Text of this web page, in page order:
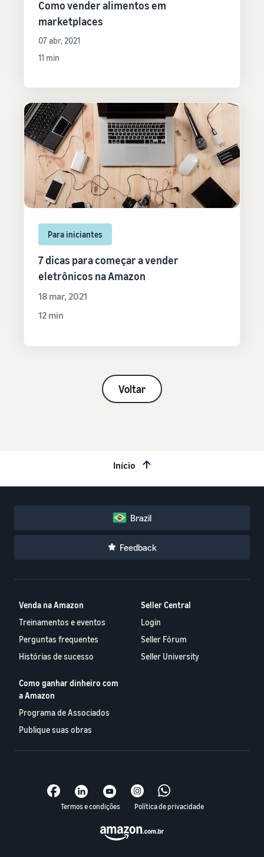
Como vender alimentos em
marketplaces
07 abr, 2021
11 min
Para iniciantes
7 dicas para começar a vender
eletrônicos na Amazon
18 mar, 2021
12 min
Voltar
Início
Brazil
Feedback
Venda na Amazon
Treinamentos e eventos
Perguntas frequentes
Histórias de sucesso
Seller Central
Login
Seller Fórum
Seller University
Como ganhar dinheiro com
a Amazon
Programa de Associados
Publique suas obras
Termos e condições Política de privacidade